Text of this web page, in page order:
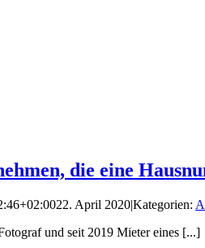
die eine
22. April 2020|Kategorien:
und seit 2019 Mieter eines [...]